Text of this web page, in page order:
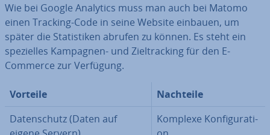
Wie bei Google Analytics muss man auch bei Matomo
einen Tracking-Code in seine Website einbauen, um
später die Sta­tis­ti­ken abrufen zu können. Es steht ein
spe­zi­el­les Kampagnen- und Ziel­track­ing für den E-
Commerce zur Verfügung.
Vorteile
Nachteile
Da­ten­schutz (Daten auf
Komplexe Kon­fi­gu­ra­ti­